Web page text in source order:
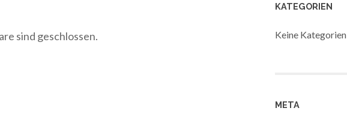
sind geschlossen.
KATEGORIEN
Keine Kategorien
META